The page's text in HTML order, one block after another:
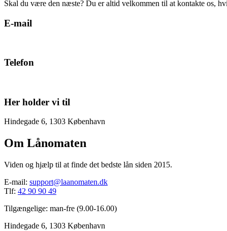
Skal du være den næste? Du er altid velkommen til at kontakte os,
E-mail
Telefon
Her holder vi til
Hindegade 6, 1303 København
Om Lånomaten
Viden og hjælp til at finde det bedste lån siden 2015.
E-mail: support@laanomaten.dk
Tlf: 42 90 90 49
Tilgængelige: man-fre (9.00-16.00)
Hindegade 6, 1303 København